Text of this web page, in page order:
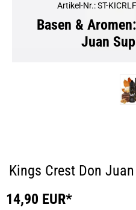
Artikel-Nr.: ST-
Basen &
Juan
Kings Crest Don
14,90 EUR*